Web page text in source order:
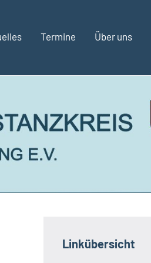
Termine Über uns
Linkübersicht